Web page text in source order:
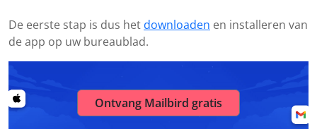
De eerste stap is dus het downloaden en installeren van
de app op uw bureaublad.
Ontvang Mailbird gratis